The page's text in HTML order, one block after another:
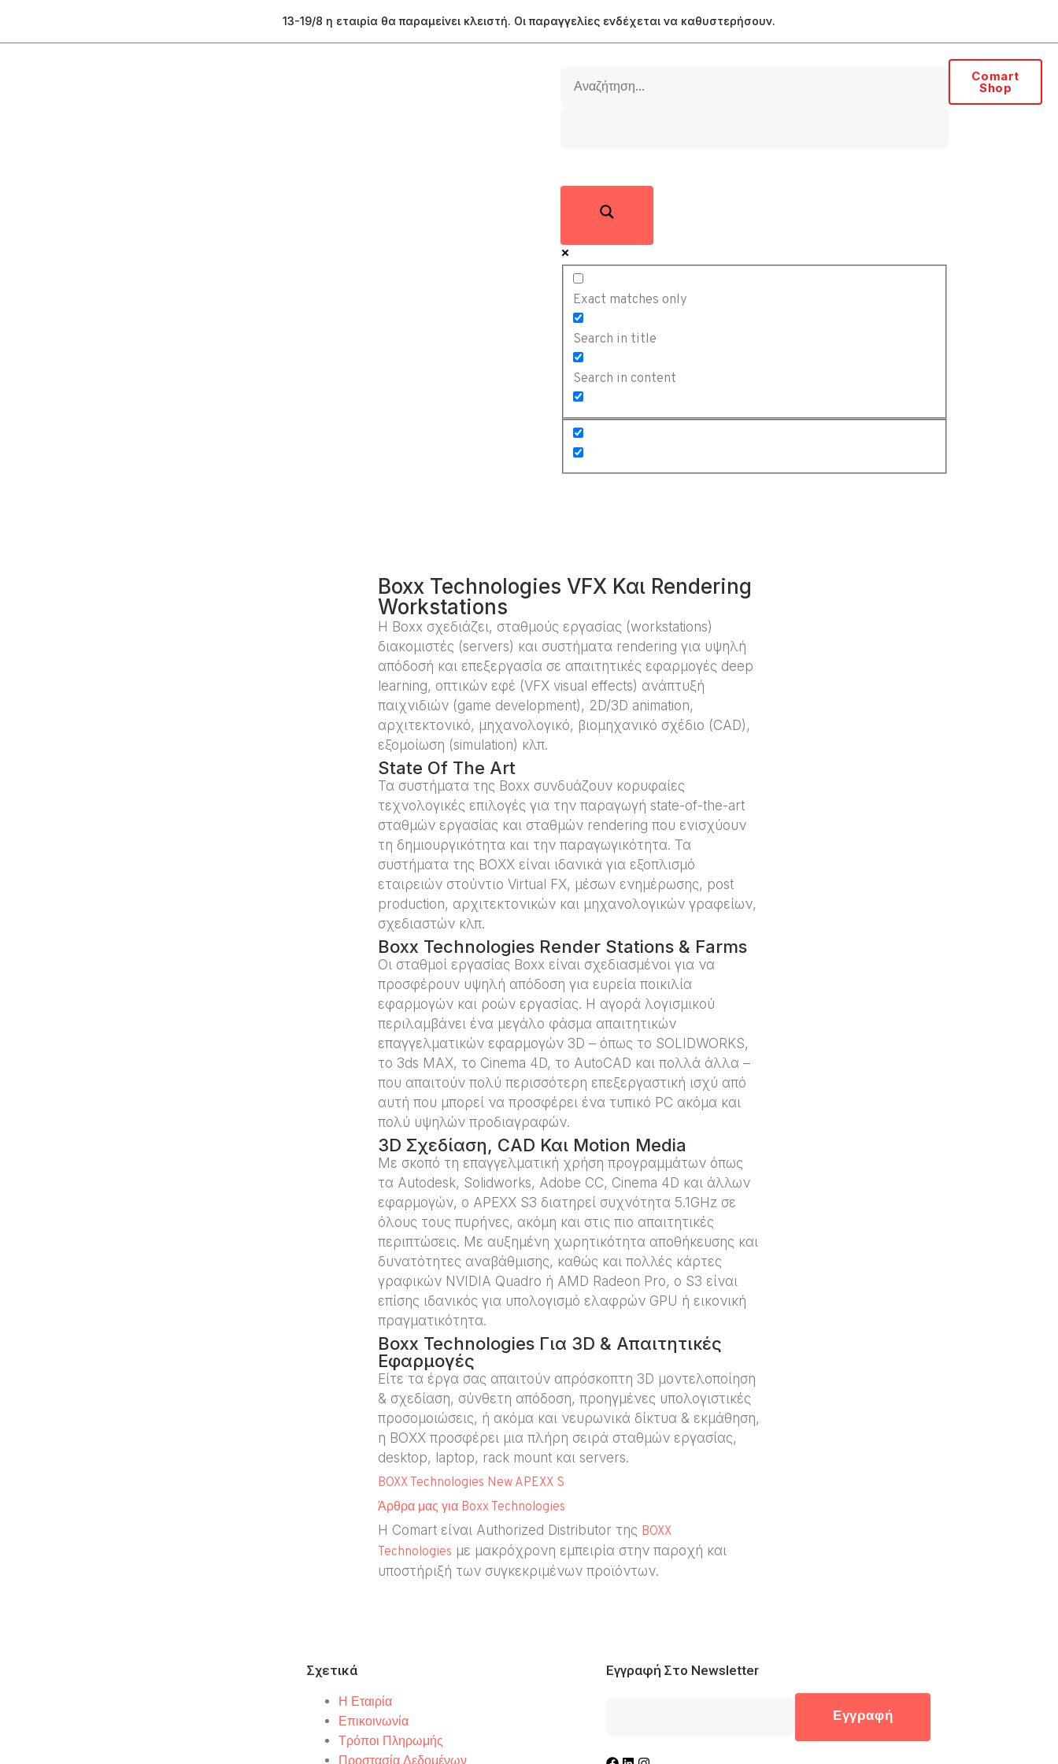
13-19/8 η εταιρία θα παραμείνει κλειστή. Οι παραγγελίες ενδέχεται να καθυστερήσουν.
Comart
Shop
Exact matches only
Search in title
Search in content
Boxx Technologies VFX Και Rendering
Workstations
H Boxx σχεδιάζει, σταθμούς εργασίας (workstations)
διακομιστές (servers) και συστήματα rendering για υψηλή
απόδοσή και επεξεργασία σε απαιτητικές εφαρμογές deep
learning, οπτικών εφέ (VFX visual effects) ανάπτυξή
παιχνιδιών (game development), 2D/3D animation,
αρχιτεκτονικό, μηχανολογικό, βιομηχανικό σχέδιο (CAD),
εξομοίωση (simulation) κλπ.
State Of The Art
Τα συστήματα της Boxx συνδυάζουν κορυφαίες
τεχνολογικές επιλογές για την παραγωγή state-of-the-art
σταθμών εργασίας και σταθμών rendering που ενισχύουν
τη δημιουργικότητα και την παραγωγικότητα. Τα
συστήματα της BOXX είναι ιδανικά για εξοπλισμό
εταιρειών στούντιο Virtual FX, μέσων ενημέρωσης, post
production, αρχιτεκτονικών και μηχανολογικών γραφείων,
σχεδιαστών κλπ.
Boxx Technologies Render Stations & Farms
Οι σταθμοί εργασίας Boxx είναι σχεδιασμένοι για να
προσφέρουν υψηλή απόδοση για ευρεία ποικιλία
εφαρμογών και ροών εργασίας. Η αγορά λογισμικού
περιλαμβάνει ένα μεγάλο φάσμα απαιτητικών
επαγγελματικών εφαρμογών 3D – όπως το SOLIDWORKS,
το 3ds MAX, το Cinema 4D, το AutoCAD και πολλά άλλα –
που απαιτούν πολύ περισσότερη επεξεργαστική ισχύ από
αυτή που μπορεί να προσφέρει ένα τυπικό PC ακόμα και
πολύ υψηλών προδιαγραφών.
3D Σχεδίαση, CAD Και Motion Media
Με σκοπό τη επαγγελματική χρήση προγραμμάτων όπως
τα Autodesk, Solidworks, Adobe CC, Cinema 4D και άλλων
εφαρμογών, ο APEXX S3 διατηρεί συχνότητα 5.1GHz σε
όλους τους πυρήνες, ακόμη και στις πιο απαιτητικές
περιπτώσεις. Με αυξημένη χωρητικότητα αποθήκευσης και
δυνατότητες αναβάθμισης, καθώς και πολλές κάρτες
γραφικών NVIDIA Quadro ή AMD Radeon Pro, ο S3 είναι
επίσης ιδανικός για υπολογισμό ελαφρών GPU ή εικονική
πραγματικότητα.
Boxx Technologies Για 3D & Απαιτητικές
Εφαρμογές
Είτε τα έργα σας απαιτούν απρόσκοπτη 3D μοντελοποίηση
& σχεδίαση, σύνθετη απόδοση, προηγμένες υπολογιστικές
προσομοιώσεις, ή ακόμα και νευρωνικά δίκτυα & εκμάθηση,
η BOXX προσφέρει μια πλήρη σειρά σταθμών εργασίας,
desktop, laptop, rack mount και servers.
BOXX Technologies New APEXX S
Άρθρα μας για Boxx Technologies
H Comart είναι Authorized Distributor της BOXX
Technologies με μακρόχρονη εμπειρία στην παροχή και
υποστήριξή των συγκεκριμένων προϊόντων.
Σχετικά
Η Εταιρία
Επικοινωνία
Τρόποι Πληρωμής
Εγγραφή Στο Newsletter
Εγγραφή